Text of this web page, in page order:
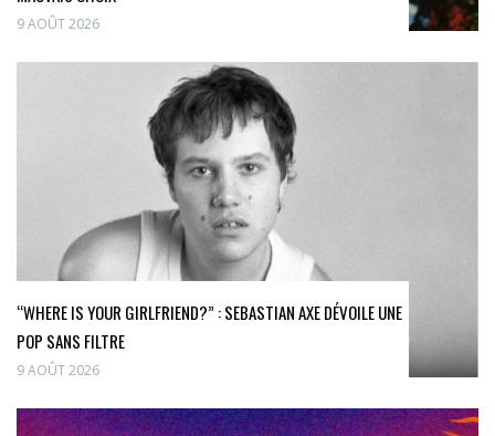
9 AOÛT 2026
“WHERE IS YOUR GIRLFRIEND?” : SEBASTIAN AXE DÉVOILE UNE
POP SANS FILTRE
9 AOÛT 2026